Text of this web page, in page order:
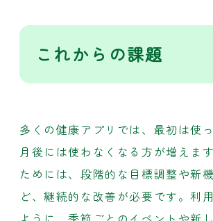
これからの課題
多くの健康アプリでは、最初は使
月後には使わなくなる方が増えま
ためには、段階的な目標調整や新
ど、継続的な改善が必要です。利